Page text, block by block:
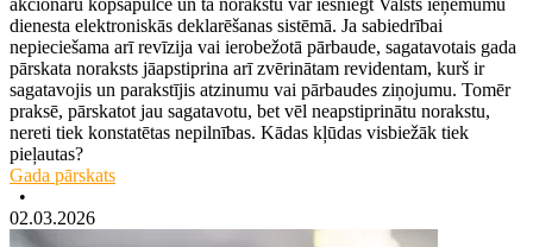
akcionāru kopsapulcē un tā norakstu var iesniegt Valsts ieņēmumu
dienesta elektroniskās deklarēšanas sistēmā. Ja sabiedrībai
nepieciešama arī revīzija vai ierobežotā pārbaude, sagatavotais gada
pārskata noraksts jāapstiprina arī zvērinātam revidentam, kurš ir
sagatavojis un parakstījis atzinumu vai pārbaudes ziņojumu. Tomēr
praksē, pārskatot jau sagatavotu, bet vēl neapstiprinātu norakstu,
nereti tiek konstatētas nepilnības. Kādas kļūdas visbiežāk tiek
pieļautas?
Gada pārskats
•
02.03.2026